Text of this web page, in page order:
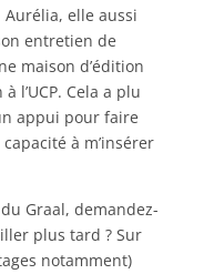
Aurélia, elle aussi
entretien de
maison d’édition
l’UCP. Cela a plu
appui pour faire
à m’insérer
Graal, demandez-
plus tard ? Sur
notamment)